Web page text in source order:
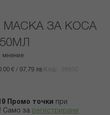
МАСКА ЗА КОСА
мнение
€ / 97,79 лв.
Промо точки
при
Само за регистрирани